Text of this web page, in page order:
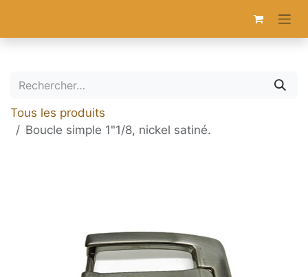
Tous les produits
Boucle simple 1"1/8, nickel satiné.